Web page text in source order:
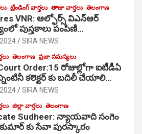
ట్రేండింగ్ వార్తలు తాజా వార్తలు తెలంగాణ
VNR: ఆల్ఫోర్స్ విఎన్ఆర్
పుస్తకాలు పంపిణి…
SIRA NEWS
తెలంగాణ ప్రజా సమస్యలు
Order:15 రోజుల్లోగా ఐటీడీఏ
కలెక్టర్ కు బదిలీ చేయాలి…
SIRA NEWS
జిల్లా వార్తలు తెలంగాణ
Sudheer: న్యాయవాది సంగెం
కు సేవా పురస్కారం